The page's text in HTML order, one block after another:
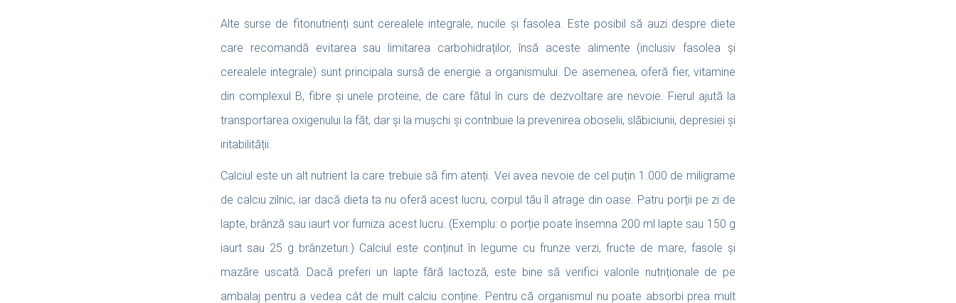
Alte surse de fitonutrienți sunt cerealele integrale, nucile și fasolea. Este posibil să auzi despre diete
care recomandă evitarea sau limitarea carbohidraților, însă aceste alimente (inclusiv fasolea și
cerealele integrale) sunt principala sursă de energie a organismului. De asemenea, oferă fier, vitamine
din complexul B, fibre și unele proteine, de care fătul în curs de dezvoltare are nevoie. Fierul ajută la
transportarea oxigenului la făt, dar și la mușchi și contribuie la prevenirea oboselii, slăbiciunii, depresiei și
iritabilității.
Calciul este un alt nutrient la care trebuie să fim atenți. Vei avea nevoie de cel puțin 1.000 de miligrame
de calciu zilnic, iar dacă dieta ta nu oferă acest lucru, corpul tău îl atrage din oase. Patru porții pe zi de
lapte, brânză sau iaurt vor furniza acest lucru. (Exemplu: o porție poate însemna 200 ml lapte sau 150 g
iaurt sau 25 g brânzeturi.) Calciul este conținut în legume cu frunze verzi, fructe de mare, fasole și
mazăre uscată. Dacă preferi un lapte fără lactoză, este bine să verifici valorile nutriționale de pe
ambalaj pentru a vedea cât de mult calciu conține. Pentru că organismul nu poate absorbi prea mult